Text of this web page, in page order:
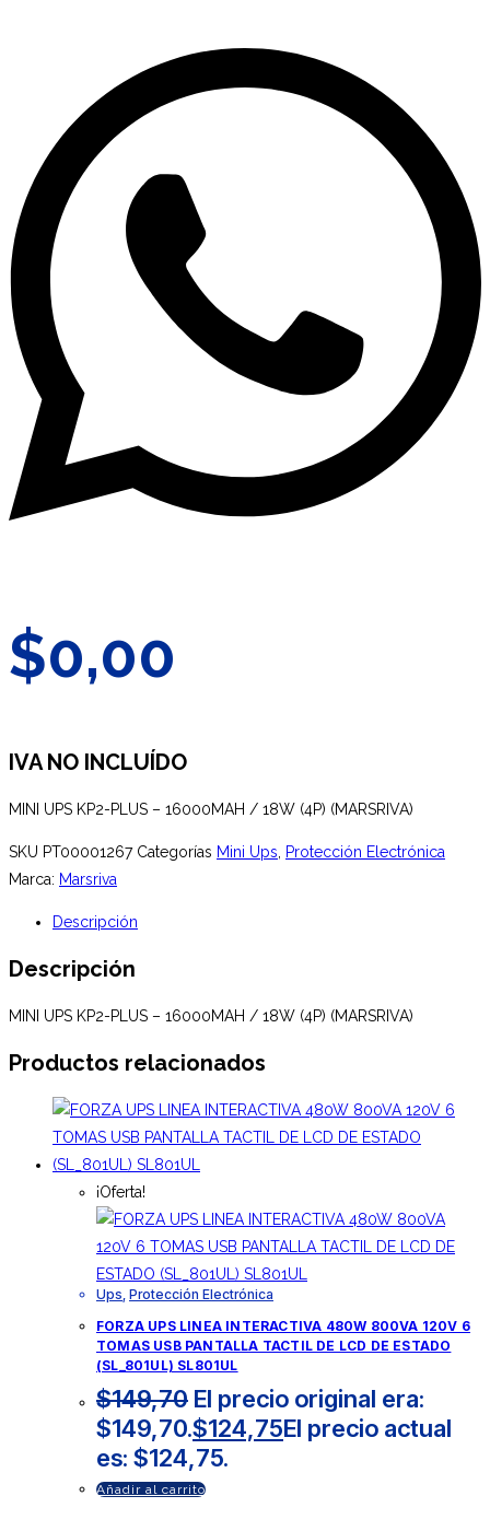
$0,00
IVA NO INCLUÍDO
MINI UPS KP2-PLUS – 16000MAH / 18W (4P) (MARSRIVA)
SKU PT00001267 Categorías Mini Ups
Protección Electrónica
Marca: Marsriva
Descripción
Descripción
MINI UPS KP2-PLUS – 16000MAH / 18W (4P) (MARSRIVA)
Productos relacionados
¡Oferta!
Ups, Protección Electrónica
FORZA UPS LINEA INTERACTIVA 480W 800VA 120V 6
TOMAS USB PANTALLA TACTIL DE LCD DE ESTADO
(SL_801UL) SL801UL
$149,70 El precio original era:
$149,70.$124,75El precio actual
es: $124,75.
Añadir al carrito